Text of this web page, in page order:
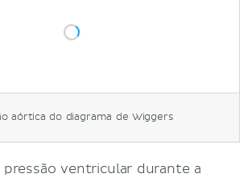
aórtica do diagrama de Wiggers
ventricular durante a